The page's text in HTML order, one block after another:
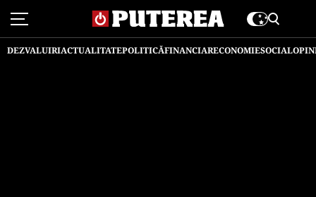
DEZVALUIRIACTUALITATEPOLITICĂFINANCIARECONOMIESOCIAL